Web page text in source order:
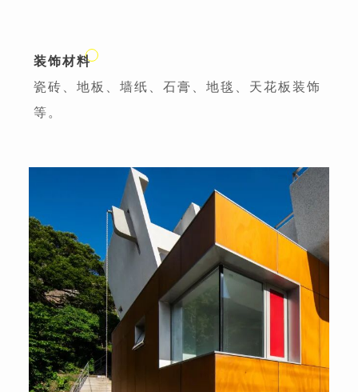
装饰材料
瓷砖、地板、墙纸、石膏、地毯、天花板装饰
等。